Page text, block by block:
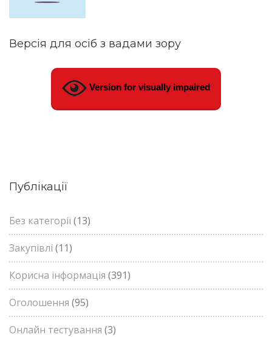
Версія для осіб з вадами зору
Version for visually impaired
Публікації
Без категорії(13)
Закупівлі (11)
Корисна інформація (391)
Оголошення (95)
Онлайн тестування (3)